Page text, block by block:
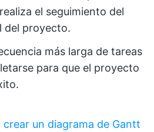
el seguimiento del
del proyecto.
más larga de tareas
para que el proyecto
crear un diagrama de Gantt